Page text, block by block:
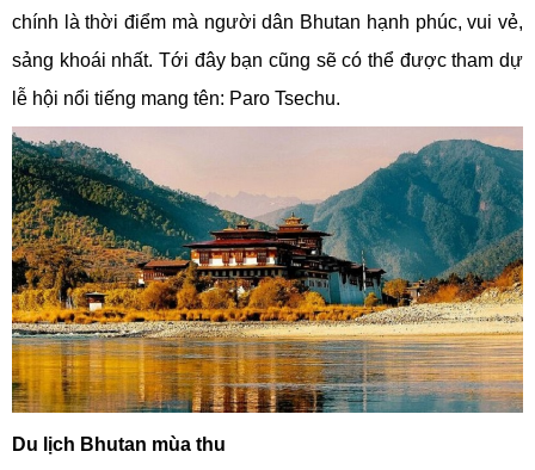
chính là thời điểm mà người dân Bhutan hạnh phúc, vui vẻ,
sảng khoái nhất. Tới đây bạn cũng sẽ có thể được tham dự
lễ hội nổi tiếng mang tên: Paro Tsechu.
Du lịch Bhutan mùa thu